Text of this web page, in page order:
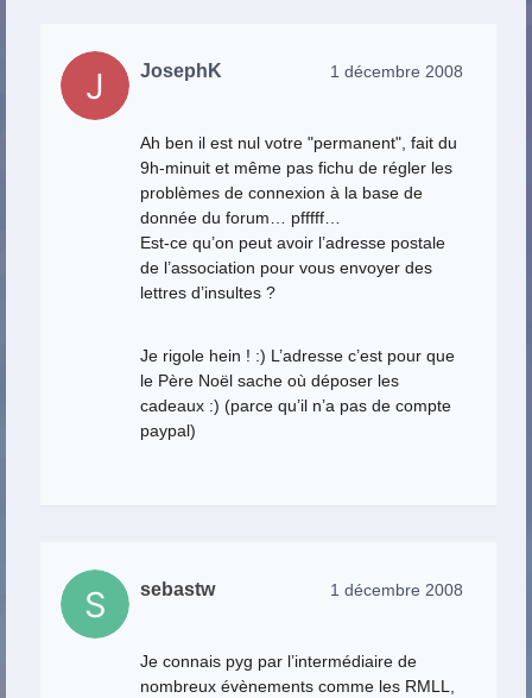
JosephK 1 décembre 2008
Ah ben il est nul votre "permanent", fait du
9h-minuit et même pas fichu de régler les
problèmes de connexion à la base de
donnée du forum… pfffff…
Est-ce qu’on peut avoir l’adresse postale
de l’association pour vous envoyer des
lettres d’insultes ?
Je rigole hein ! :) L’adresse c’est pour que
le Père Noël sache où déposer les
cadeaux :) (parce qu’il n’a pas de compte
paypal)
sebastw 1 décembre 2008
Je connais pyg par l’intermédiaire de
nombreux évènements comme les RMLL,